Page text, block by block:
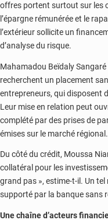
offres portent surtout sur les
l’épargne rémunérée et le
l’extérieur sollicite un
d’analyse du risque.
Mahamadou Beïdaly
recherchent un placement
entrepreneurs, qui disposent
Leur mise en relation peut
complété par des prises de
émises sur le marché régional.
Du côté du crédit, Moussa
collatéral pour les
grand pas », estime-t-il. Un
supporté par la banque sans
Une chaîne d’acteurs